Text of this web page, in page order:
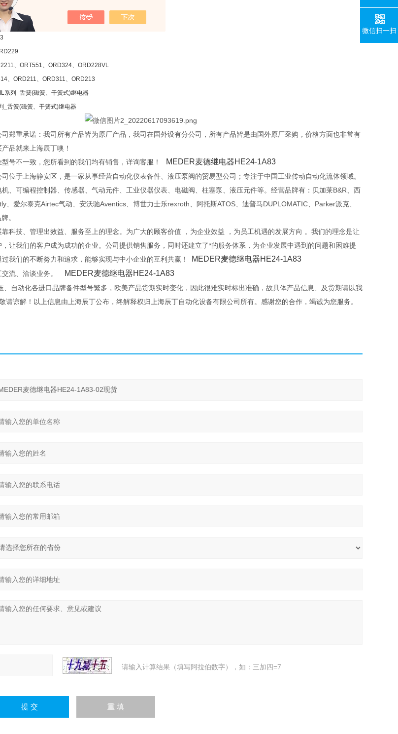
1A66B-500W
BV258
、ORT551、ORD324、ORD228VL
、ORD211、ORD311、ORD213
系列_舌簧(磁簧、干簧式)继电器
_舌簧(磁簧、干簧式)继电器
司郑重承诺：我司所有产品皆为原厂产品，我司在国外设有分公司，所有产品皆是由国外原厂采购，价格方面也非常有
品就来上海辰丁噢！
号不一致，您所看到的我们均有销售，详询客服！
MEDER麦德继电器HE24-1A83
司位于上海静安区，是一家从事经营自动化仪表备件、液压泵阀的贸易型公司；专注于中国工业传动自动化流体领域。
、可编程控制器、传感器、气动元件、工业仪器仪表、电磁阀、柱塞泵、液压元件等。经营品牌有：贝加莱B&R、西
、爱尔泰克Airtec气动、安沃驰Aventics、博世力士乐rexroth、阿托斯ATOS、迪普马DUPLOMATIC、Parker派克、
。
科技、管理出效益、服务至上的理念。为广大的顾客价值 ，为企业效益 ，为员工机遇的发展方向 。我们的理念是让
让我们的客户成为成功的企业。公司提供销售服务，同时还建立了*的服务体系，为企业发展中遇到的问题和困难提
我们的不断努力和追求，能够实现与中小企业的互利共赢！
MEDER麦德继电器HE24-1A83
交流、洽谈业务。 MEDER麦德继电器HE24-1A83
、自动化各进口品牌备件型号繁多，欧美产品货期实时变化，因此很难实时标出准确，故具体产品信息、及货期请以我
请谅解！以上信息由上海辰丁公布，终解释权归上海辰丁自动化设备有限公司所有。感谢您的合作，竭诚为您服务。
请输入计算结果（填写阿拉伯数字），如：三加四=7
微信扫一扫